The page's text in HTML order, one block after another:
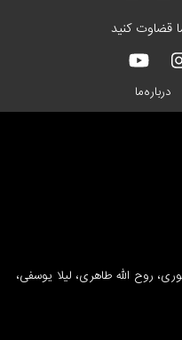
قضاوت کنید
درباره‌ما
روح الله طاهری، لیلا یوسفی،